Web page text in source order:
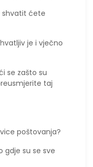
shvatit ćete
je i vječno
se zašto su
taj
poštovanja?
gdje su se sve